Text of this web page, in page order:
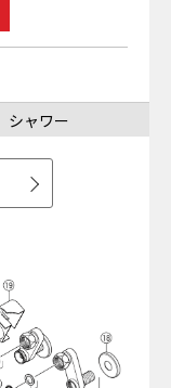
シャワー